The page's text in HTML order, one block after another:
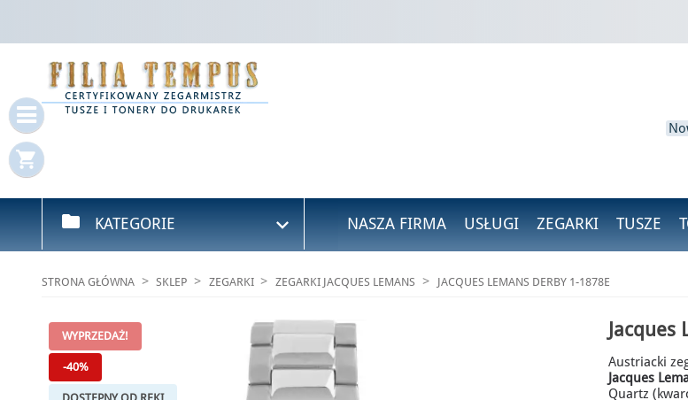
shopping_cart
folder KATEGORIE  NASZA FIRMA USŁUGI ZEGARKI TUSZE
STRONA GŁÓWNA SKLEP ZEGARKI ZEGARKI JACQUES LEMANS JACQUES LEMANS DERBY 1-1878E
WYPRZEDAŻ!
-40%
Austriacki
Jacques
Quartz